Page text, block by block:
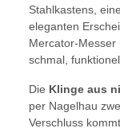
Stahlkastens,
eleganten
Mercator-Messer
schmal,
Die Klinge aus
per Nagelhau
Verschluss